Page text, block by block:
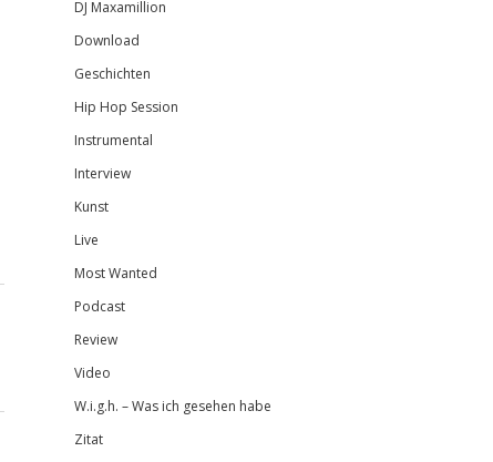
DJ Maxamillion
Download
Geschichten
Hip Hop Session
Instrumental
Interview
Kunst
Live
Most Wanted
Podcast
Review
Video
W.i.g.h. – Was ich gesehen habe
Zitat